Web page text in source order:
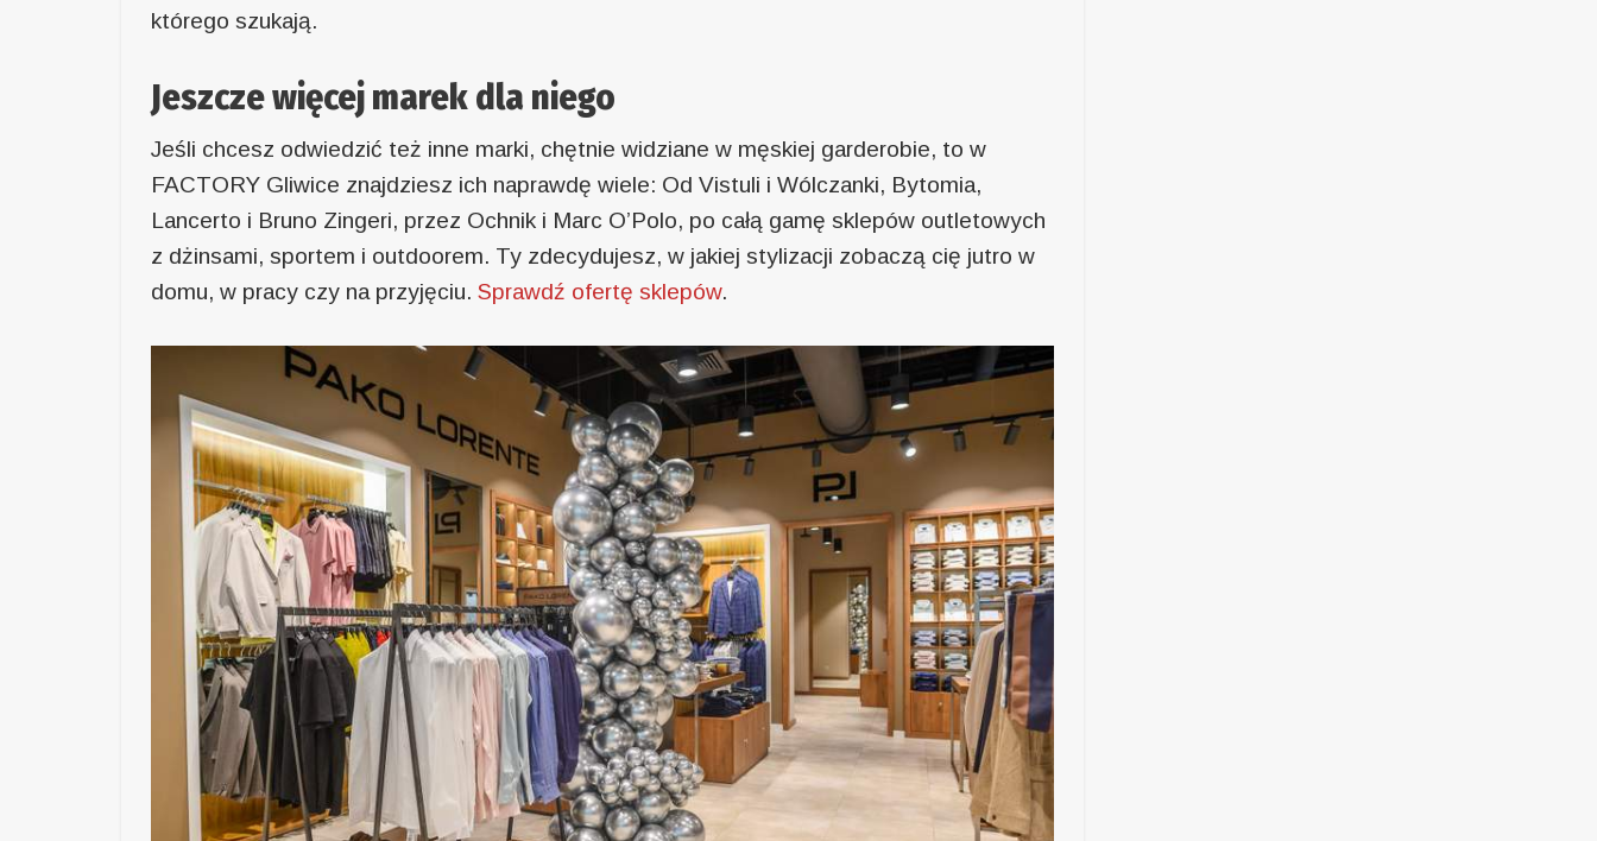
którego szukają.
Jeszcze więcej marek dla niego
Jeśli chcesz odwiedzić też inne marki, chętnie widziane w męskiej garderobie, to w
FACTORY Gliwice znajdziesz ich naprawdę wiele: Od Vistuli i Wólczanki, Bytomia,
Lancerto i Bruno Zingeri, przez Ochnik i Marc O’Polo, po całą gamę sklepów outletowych
z dżinsami, sportem i outdoorem. Ty zdecydujesz, w jakiej stylizacji zobaczą cię jutro w
domu, w pracy czy na przyjęciu. Sprawdź ofertę sklepów.